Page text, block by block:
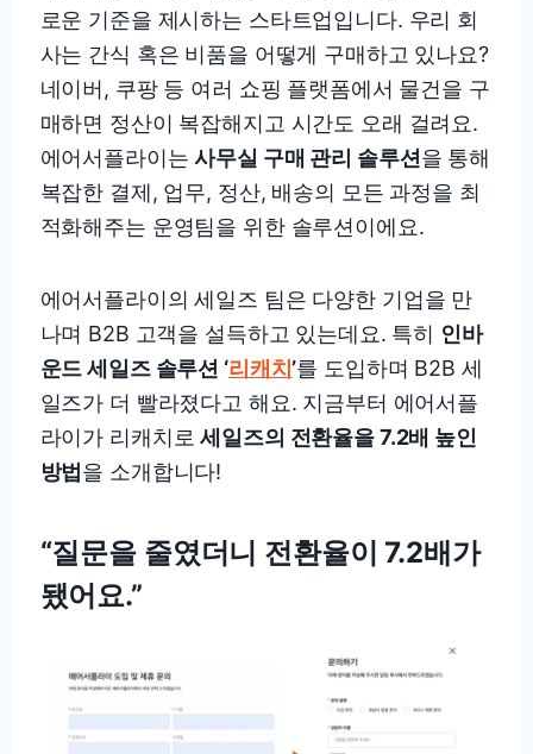
로운 기준을 제시하는 스타트업입니다. 우리 회
사는 간식 혹은 비품을 어떻게 구매하고 있나요?
네이버, 쿠팡 등 여러 쇼핑 플랫폼에서 물건을 구
매하면 정산이 복잡해지고 시간도 오래 걸려요.
에어서플라이는사무실 구매 관리 솔루션 을 통해
복잡한 결제, 업무, 정산, 배송의 모든 과정을 최
적화해주는 운영팀을 위한 솔루션이에요.
에어서플라이의 세일즈 팀은 다양한 기업을 만
나며 B2B 고객을 설득하고 있는데요. 특히 인바
운드 세일즈 솔루션 ‘리캐치’를 도입하며 B2B 세
일즈가 더 빨라졌다고 해요. 지금부터 에어서플
라이가 리캐치로세일즈의 전환율을 7.2배 높인
방법 을 소개합니다!
“질문을 줄였더니 전환율이 7.2배가
됐어요.”